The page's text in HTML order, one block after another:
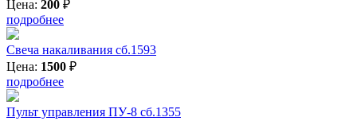
Цена: 200 ₽
подробнее
Свеча накаливания сб.1593
Цена: 1500 ₽
подробнее
Пульт управления ПУ-8 сб.1355